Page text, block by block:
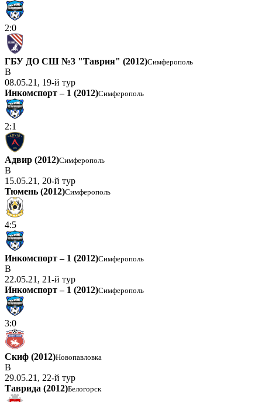
2:0
ГБУ ДО СШ №3 "Таврия" (2012)Симферополь
В
08.05.21, 19-й тур
Инкомспорт – 1 (2012)Симферополь
2:1
Адвир (2012)Симферополь
В
15.05.21, 20-й тур
Тюмень (2012)Симферополь
4:5
Инкомспорт – 1 (2012)Симферополь
В
22.05.21, 21-й тур
Инкомспорт – 1 (2012)Симферополь
3:0
Скиф (2012)Новопавловка
В
29.05.21, 22-й тур
Таврида (2012)Белогорск